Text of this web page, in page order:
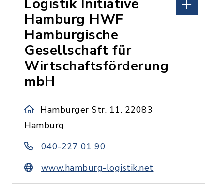
Logistik Initiative
Hamburg HWF
Hamburgische
Gesellschaft für
Wirtschaftsförderung
mbH
Hamburger Str. 11, 22083
Hamburg
040-227 01 90
www.hamburg-logistik.net